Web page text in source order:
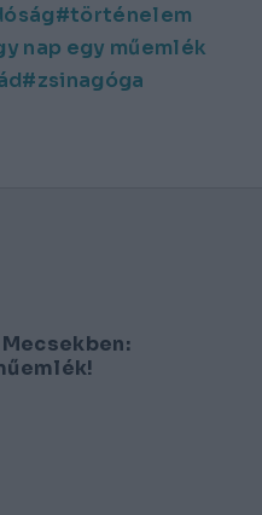
történelem
nap egy műemlék
zsinagóga